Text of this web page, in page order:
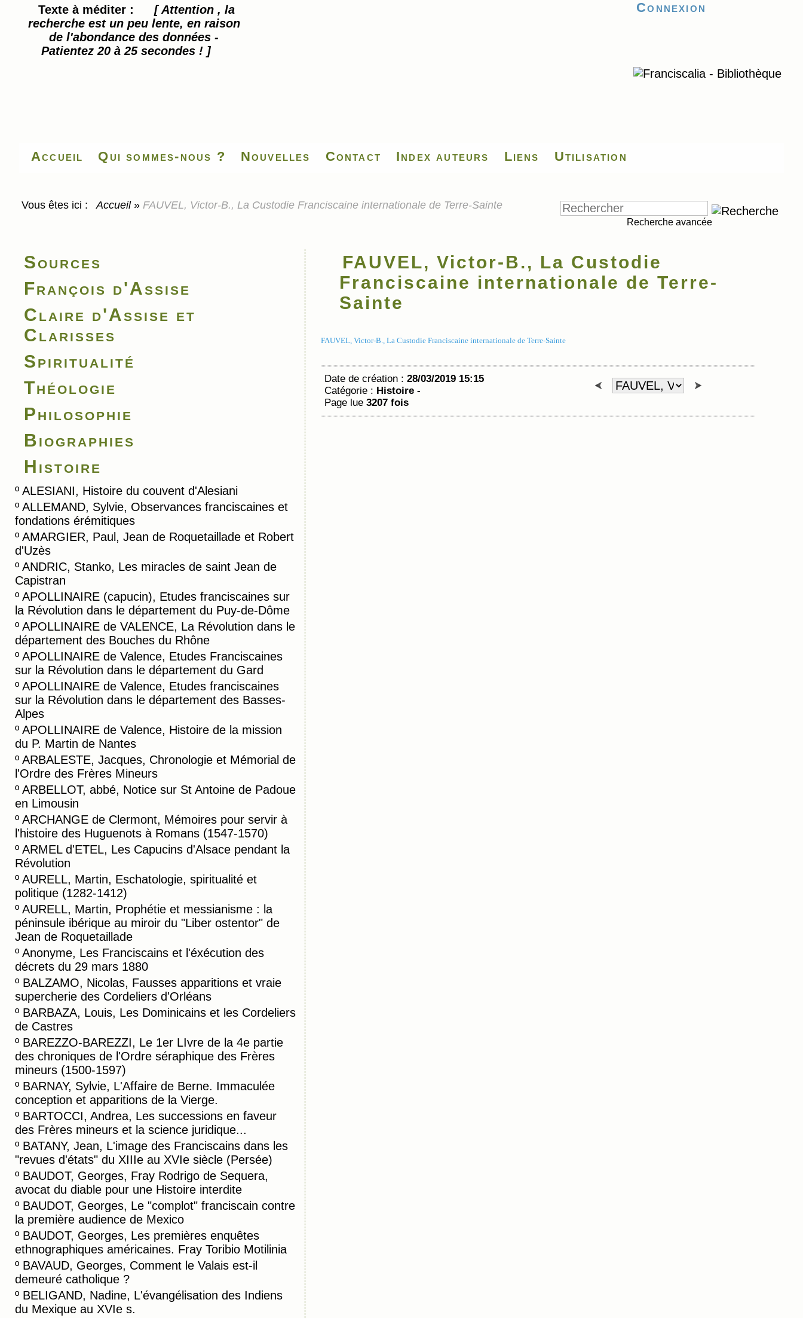
Texte à méditer :
[ Attention , la
recherche est un peu lente, en raison
de l'abondance des données -
Patientez 20 à 25 secondes ! ]
Accueil
Connexion
Qui sommes-nous ? Nouvelles Contact Index auteurs Liens Utilisation
Vous êtes ici : Accueil » FAUVEL, Victor-B., La Custodie Franciscaine internationale de Terre-Sainte
Recherche avancée
Sources
François d'Assise
Claire d'Assise et
Clarisses
Spiritualité
Théologie
Philosophie
Biographies
Histoire
º ALESIANI, Histoire du couvent d'Alesiani
º ALLEMAND, Sylvie, Observances franciscaines et
fondations érémitiques
º AMARGIER, Paul, Jean de Roquetaillade et Robert
d'Uzès
º ANDRIC, Stanko, Les miracles de saint Jean de
Capistran
º APOLLINAIRE (capucin), Etudes franciscaines sur
la Révolution dans le département du Puy-de-Dôme
º APOLLINAIRE de VALENCE, La Révolution dans le
département des Bouches du Rhône
º APOLLINAIRE de Valence, Etudes Franciscaines
sur la Révolution dans le département du Gard
º APOLLINAIRE de Valence, Etudes franciscaines
sur la Révolution dans le département des Basses-
Alpes
º APOLLINAIRE de Valence, Histoire de la mission
du P. Martin de Nantes
º ARBALESTE, Jacques, Chronologie et Mémorial de
l'Ordre des Frères Mineurs
º ARBELLOT, abbé, Notice sur St Antoine de Padoue
en Limousin
º ARCHANGE de Clermont, Mémoires pour servir à
l'histoire des Huguenots à Romans (1547-1570)
º ARMEL d'ETEL, Les Capucins d'Alsace pendant la
Révolution
º AURELL, Martin, Eschatologie, spiritualité et
politique (1282-1412)
º AURELL, Martin, Prophétie et messianisme : la
péninsule ibérique au miroir du "Liber ostentor" de
Jean de Roquetaillade
º Anonyme, Les Franciscains et l'éxécution des
décrets du 29 mars 1880
º BALZAMO, Nicolas, Fausses apparitions et vraie
supercherie des Cordeliers d'Orléans
º BARBAZA, Louis, Les Dominicains et les Cordeliers
de Castres
º BAREZZO-BAREZZI, Le 1er LIvre de la 4e partie
des chroniques de l'Ordre séraphique des Frères
mineurs (1500-1597)
º BARNAY, Sylvie, L'Affaire de Berne. Immaculée
conception et apparitions de la Vierge.
º BARTOCCI, Andrea, Les successions en faveur
des Frères mineurs et la science juridique...
º BATANY, Jean, L'image des Franciscains dans les
"revues d'états" du XIIIe au XVIe siècle (Persée)
º BAUDOT, Georges, Fray Rodrigo de Sequera,
avocat du diable pour une Histoire interdite
º BAUDOT, Georges, Le "complot" franciscain contre
la première audience de Mexico
º BAUDOT, Georges, Les premières enquêtes
ethnographiques américaines. Fray Toribio Motilinia
º BAVAUD, Georges, Comment le Valais est-il
demeuré catholique ?
º BELIGAND, Nadine, L'évangélisation des Indiens
du Mexique au XVIe s.
FAUVEL, Victor-B., La Custodie
Franciscaine internationale de Terre-
Sainte
FAUVEL, Victor-B., La Custodie Franciscaine internationale de Terre-Sainte
Date de création : 28/03/2019 15:15
Catégorie : Histoire -
Page lue 3207 fois